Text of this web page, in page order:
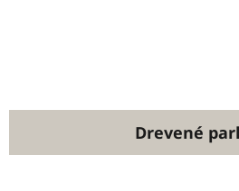
Drevené